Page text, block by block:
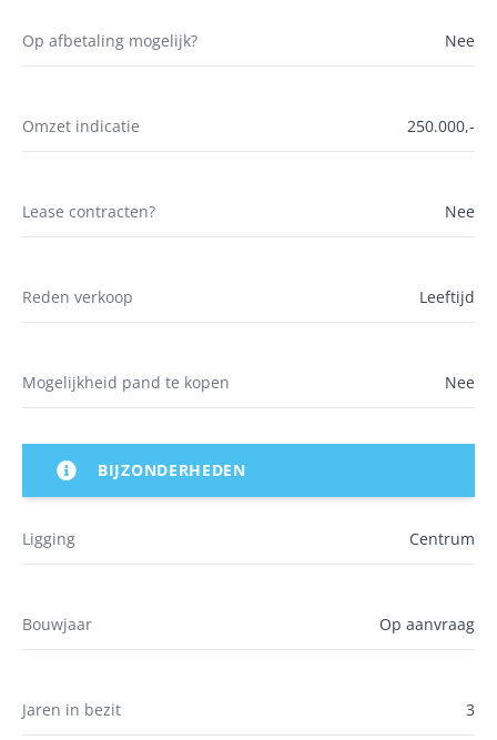
Op afbetaling mogelijk? Nee
Omzet indicatie 250.000,-
Lease contracten? Nee
Reden verkoop Leeftijd
Mogelijkheid pand te kopen Nee
BIJZONDERHEDEN
Ligging Centrum
Bouwjaar Op aanvraag
Jaren in bezit 3